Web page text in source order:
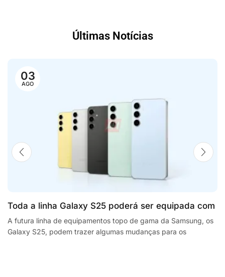
Últimas Notícias
03
AGO
Toda a linha Galaxy S25 poderá ser equipada com
processadores SnapdragonSegway Ninebot E2,
F2 Plus, and MaxG2 e-scooters review
A futura linha de equipamentos topo de gama da Samsung, os
Galaxy S25, podem trazer algumas mudanças para os